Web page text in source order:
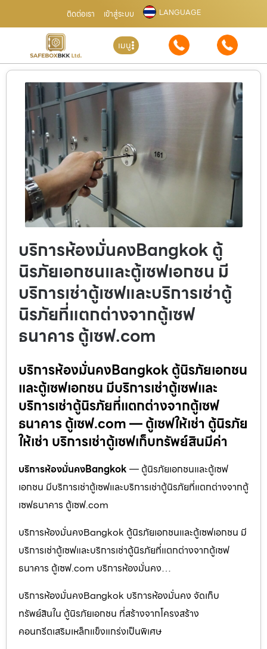
ติดต่อเรา เข้าสู่ระบบ LANGUAGE
เมนู
บริการห้องมั่นคงBangkok ตู้
นิรภัยเอกชนและตู้เซฟเอกชน มี
บริการเช่าตู้เซฟและบริการเช่าตู้
นิรภัยที่แตกต่างจากตู้เซฟ
ธนาคาร ตู้เซฟ.com
บริการห้องมั่นคงBangkok ตู้นิรภัยเอกชน
และตู้เซฟเอกชน มีบริการเช่าตู้เซฟและ
บริการเช่าตู้นิรภัยที่แตกต่างจากตู้เซฟ
ธนาคาร ตู้เซฟ.com — ตู้เซฟให้เช่า ตู้นิรภัย
ให้เช่า บริการเช่าตู้เซฟเก็บทรัพย์สินมีค่า
บริการห้องมั่นคงBangkok — ตู้นิรภัยเอกชนและตู้เซฟ
เอกชน มีบริการเช่าตู้เซฟและบริการเช่าตู้นิรภัยที่แตกต่างจากตู้
เซฟธนาคาร ตู้เซฟ.com
บริการห้องมั่นคงBangkok ตู้นิรภัยเอกชนและตู้เซฟเอกชน มี
บริการเช่าตู้เซฟและบริการเช่าตู้นิรภัยที่แตกต่างจากตู้เซฟ
ธนาคาร ตู้เซฟ.com บริการห้องมั่นคง…
บริการห้องมั่นคงBangkok บริการห้องมั่นคง จัดเก็บ
ทรัพย์สินใน ตู้นิรภัยเอกชน ที่สร้างจากโครงสร้าง
คอนกรีตเสริมเหล็กแข็งแกร่งเป็นพิเศษ